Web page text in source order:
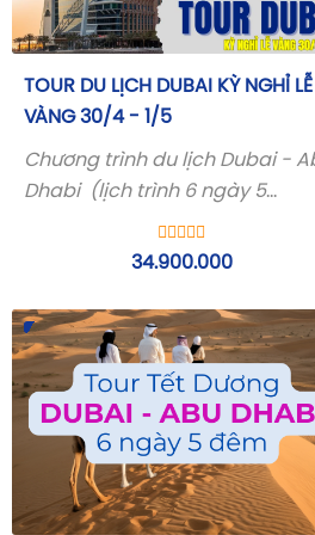
TOUR DU LỊCH DUBAI KỲ NGHỈ LỄ
VÀNG 30/4 - 1/5
Chương trình du lịch Dubai -
Dhabi (lịch trình 6 ngày 5
đêm) bay của hãng hàng
5 sao Emirates34.900.000